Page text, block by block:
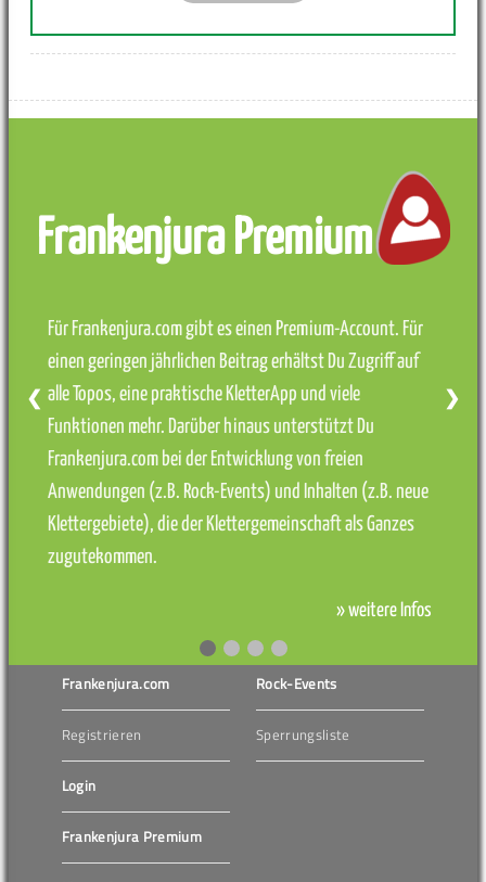
Frankenjura Premium
Für Frankenjura.com gibt es einen Premium-Account. Für
einen geringen jährlichen Beitrag erhältst Du Zugriff auf
alle Topos, eine praktische KletterApp und viele
Funktionen mehr. Darüber hinaus unterstützt Du
Frankenjura.com bei der Entwicklung von freien
Anwendungen (z.B. Rock-Events) und Inhalten (z.B. neue
Klettergebiete), die der Klettergemeinschaft als Ganzes
zugutekommen.
» weitere Infos
❮ ❯
Frankenjura.com
Registrieren
Login
Frankenjura Premium
Rock-Events
Sperrungsliste